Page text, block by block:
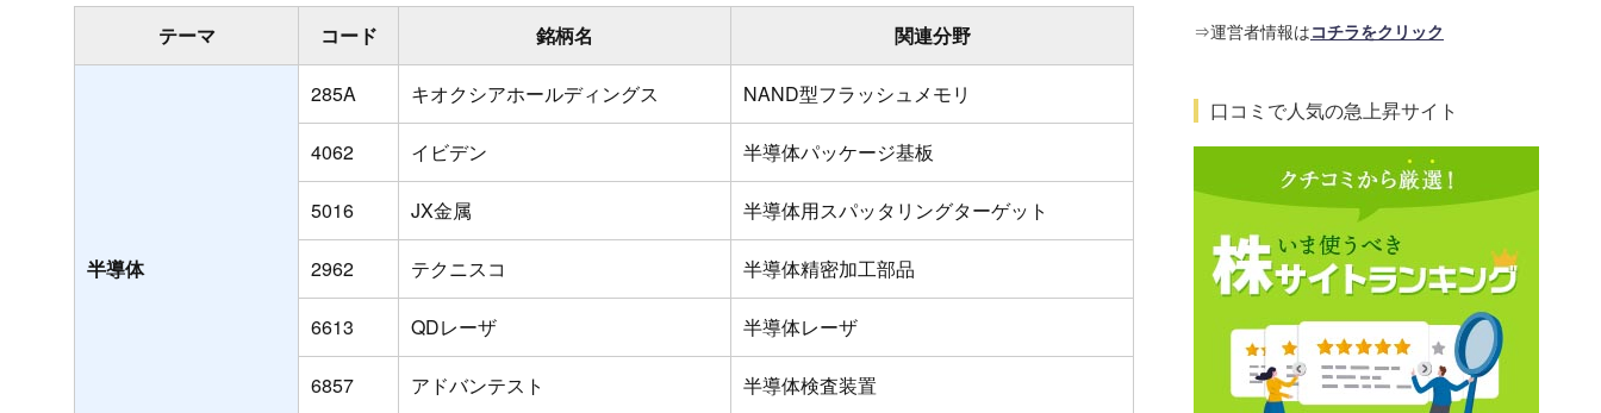
テーマ コード 銘柄名 関連分野
半導体
285A キオクシアホールディングス NAND型フラッシュメモリ
4062 イビデン 半導体パッケージ基板
5016 JX金属 半導体用スパッタリングターゲット
2962 テクニスコ 半導体精密加工部品
6613 QDレーザ 半導体レーザ
6857 アドバンテスト 半導体検査装置
⇒運営者情報はコチラをクリック
口コミで人気の急上昇サイト